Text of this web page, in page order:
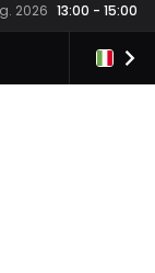
2026 13:00 - 15:00